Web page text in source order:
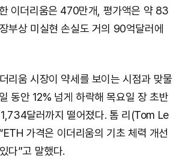
이더리움은 470만개, 평가액은 약 83
부상 미실현 손실도 거의 90억달러에
리움 시장이 약세를 보이는 시점과 맞물
동안 12% 넘게 하락해 목요일 장 초반
달러까지 떨어졌다. 톰 리(Tom Le
가격은 이더리움의 기초 체력 개선
다”고 말했다.